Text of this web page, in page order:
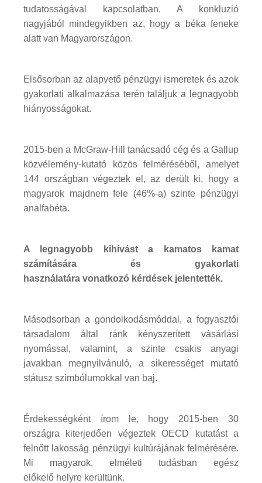
tudatosságával kapcsolatban. A konkluzió
nagyjából mindegyikben az, hogy a béka feneke
alatt van Magyarországon.
Elsősorban az alapvető pénzügyi ismeretek és azok
gyakorlati alkalmazása terén találjuk a legnagyobb
hiányosságokat.
2015-ben a McGraw-Hill tanácsadó cég és a Gallup
közvélemény-kutató közös felméréséből, amelyet
144 országban végeztek el, az derült ki, hogy a
magyarok majdnem fele (46%-a) szinte pénzügyi
analfabéta.
A legnagyobb kihívást a kamatos kamat
számítására és gyakorlati
használatára vonatkozó kérdések jelentették.
Másodsorban a gondolkodásmóddal, a fogyasztói
társadalom által ránk kényszerített vásárlási
nyomással, valamint, a szinte csakis anyagi
javakban megnyilvánuló, a sikerességet mutató
státusz szimbólumokkal van baj.
Érdekességként írom le, hogy 2015-ben 30
országra kiterjedően végeztek OECD kutatást a
felnőtt lakosság pénzügyi kultúrájának felmérésére.
Mi magyarok, elméleti tudásban egész
előkelő helyre kerültünk.